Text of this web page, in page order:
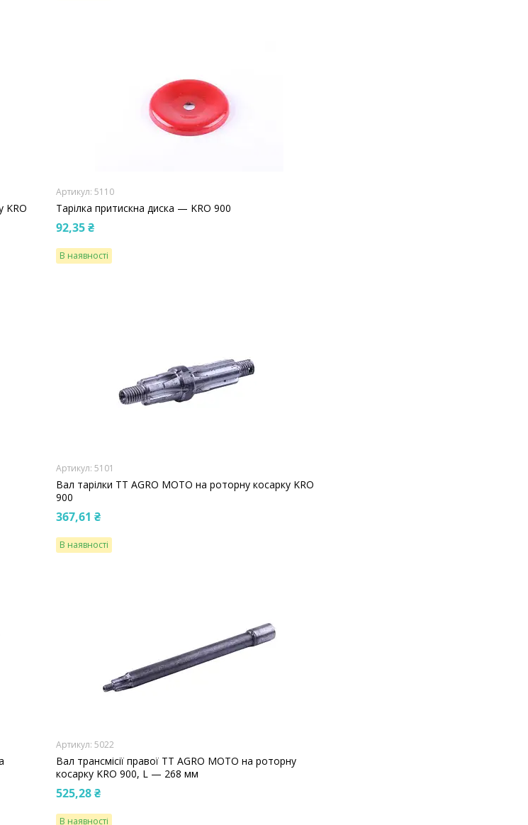
KRO
5110
Тарілка притискна диска — KRO 900
92,35 ₴
В наявності
5101
Вал тарілки TT AGRO MOTO на роторну косарку KRO
900
367,61 ₴
В наявності
5022
Вал трансмісії правої TT AGRO MOTO на роторну
косарку KRO 900, L — 268 мм
525,28 ₴
В наявності